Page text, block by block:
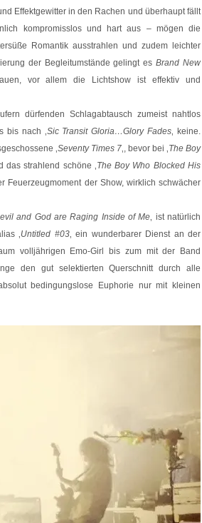
Effektgewitter in den Rachen und überhaupt fällt
kompromisslos und hart aus – mögen die
Romantik ausstrahlen und zudem leichter
der Begleitumstände gelingt esBrand New
vor allem die Lichtshow ist effektiv und
dürfenden Schlagabtausch zumeist nahtlos
bis nach ‚Sic Transit Gloria…Glory Fades‚ keine.
‚Seventy Times 7‚, bevor bei ‚The Boy
das strahlend schöne ‚The Boy Who Blocked His
Feuerzeugmoment der Show, wirklich schwächer
and God are Raging Inside of Me‚ ist natürlich
‚Untitled #03‚ ein wunderbarer Dienst an der
volljährigen Emo-Girl bis zum mit der Band
den gut selektierten Querschnitt durch alle
bedingungslose Euphorie nur mit kleinen